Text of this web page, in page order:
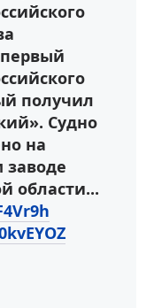
получил
Судно
на
заводе
области...